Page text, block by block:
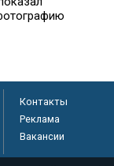
Контакты
Реклама
Вакансии